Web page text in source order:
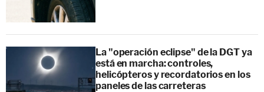
La "operación eclipse" de la DGT ya
está en marcha: controles,
helicópteros y recordatorios en los
paneles de las carreteras